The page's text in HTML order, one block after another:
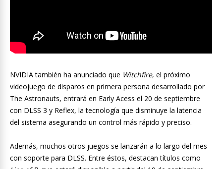
NVIDIA también ha anunciado que Witchfire, el próximo
videojuego de disparos en primera persona desarrollado por
The Astronauts, entrará en Early Acess el 20 de septiembre
con DLSS 3 y Reflex, la tecnología que disminuye la latencia
del sistema asegurando un control más rápido y preciso.
Además, muchos otros juegos se lanzarán a lo largo del mes
con soporte para DLSS. Entre éstos, destacan títulos como